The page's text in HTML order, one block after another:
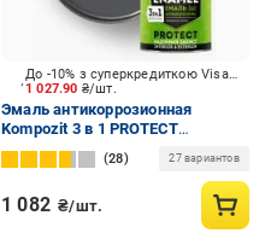
1 027.90 ₴/шт.
До -10% з суперкредиткою Visa Вигода
Эмаль антикоррозионная
Kompozit 3 в 1 PROTECT
шелковистый мат графитовый
серый 2,7 кг
28 27 вариантов
1 082 ₴/шт.